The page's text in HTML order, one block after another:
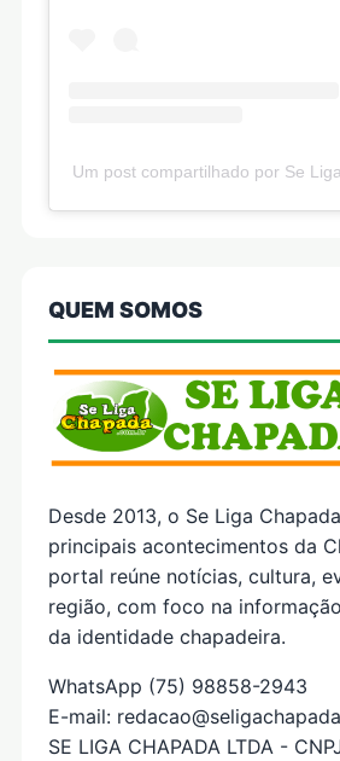
Um post compartilhado por Se
QUEM SOMOS
Desde 2013, o Se Liga
principais acontecimentos da
portal reúne notícias, cultura,
região, com foco na
da identidade chapadeira.
WhatsApp (75) 98858-2943
E-mail:
SE LIGA CHAPADA LTDA -